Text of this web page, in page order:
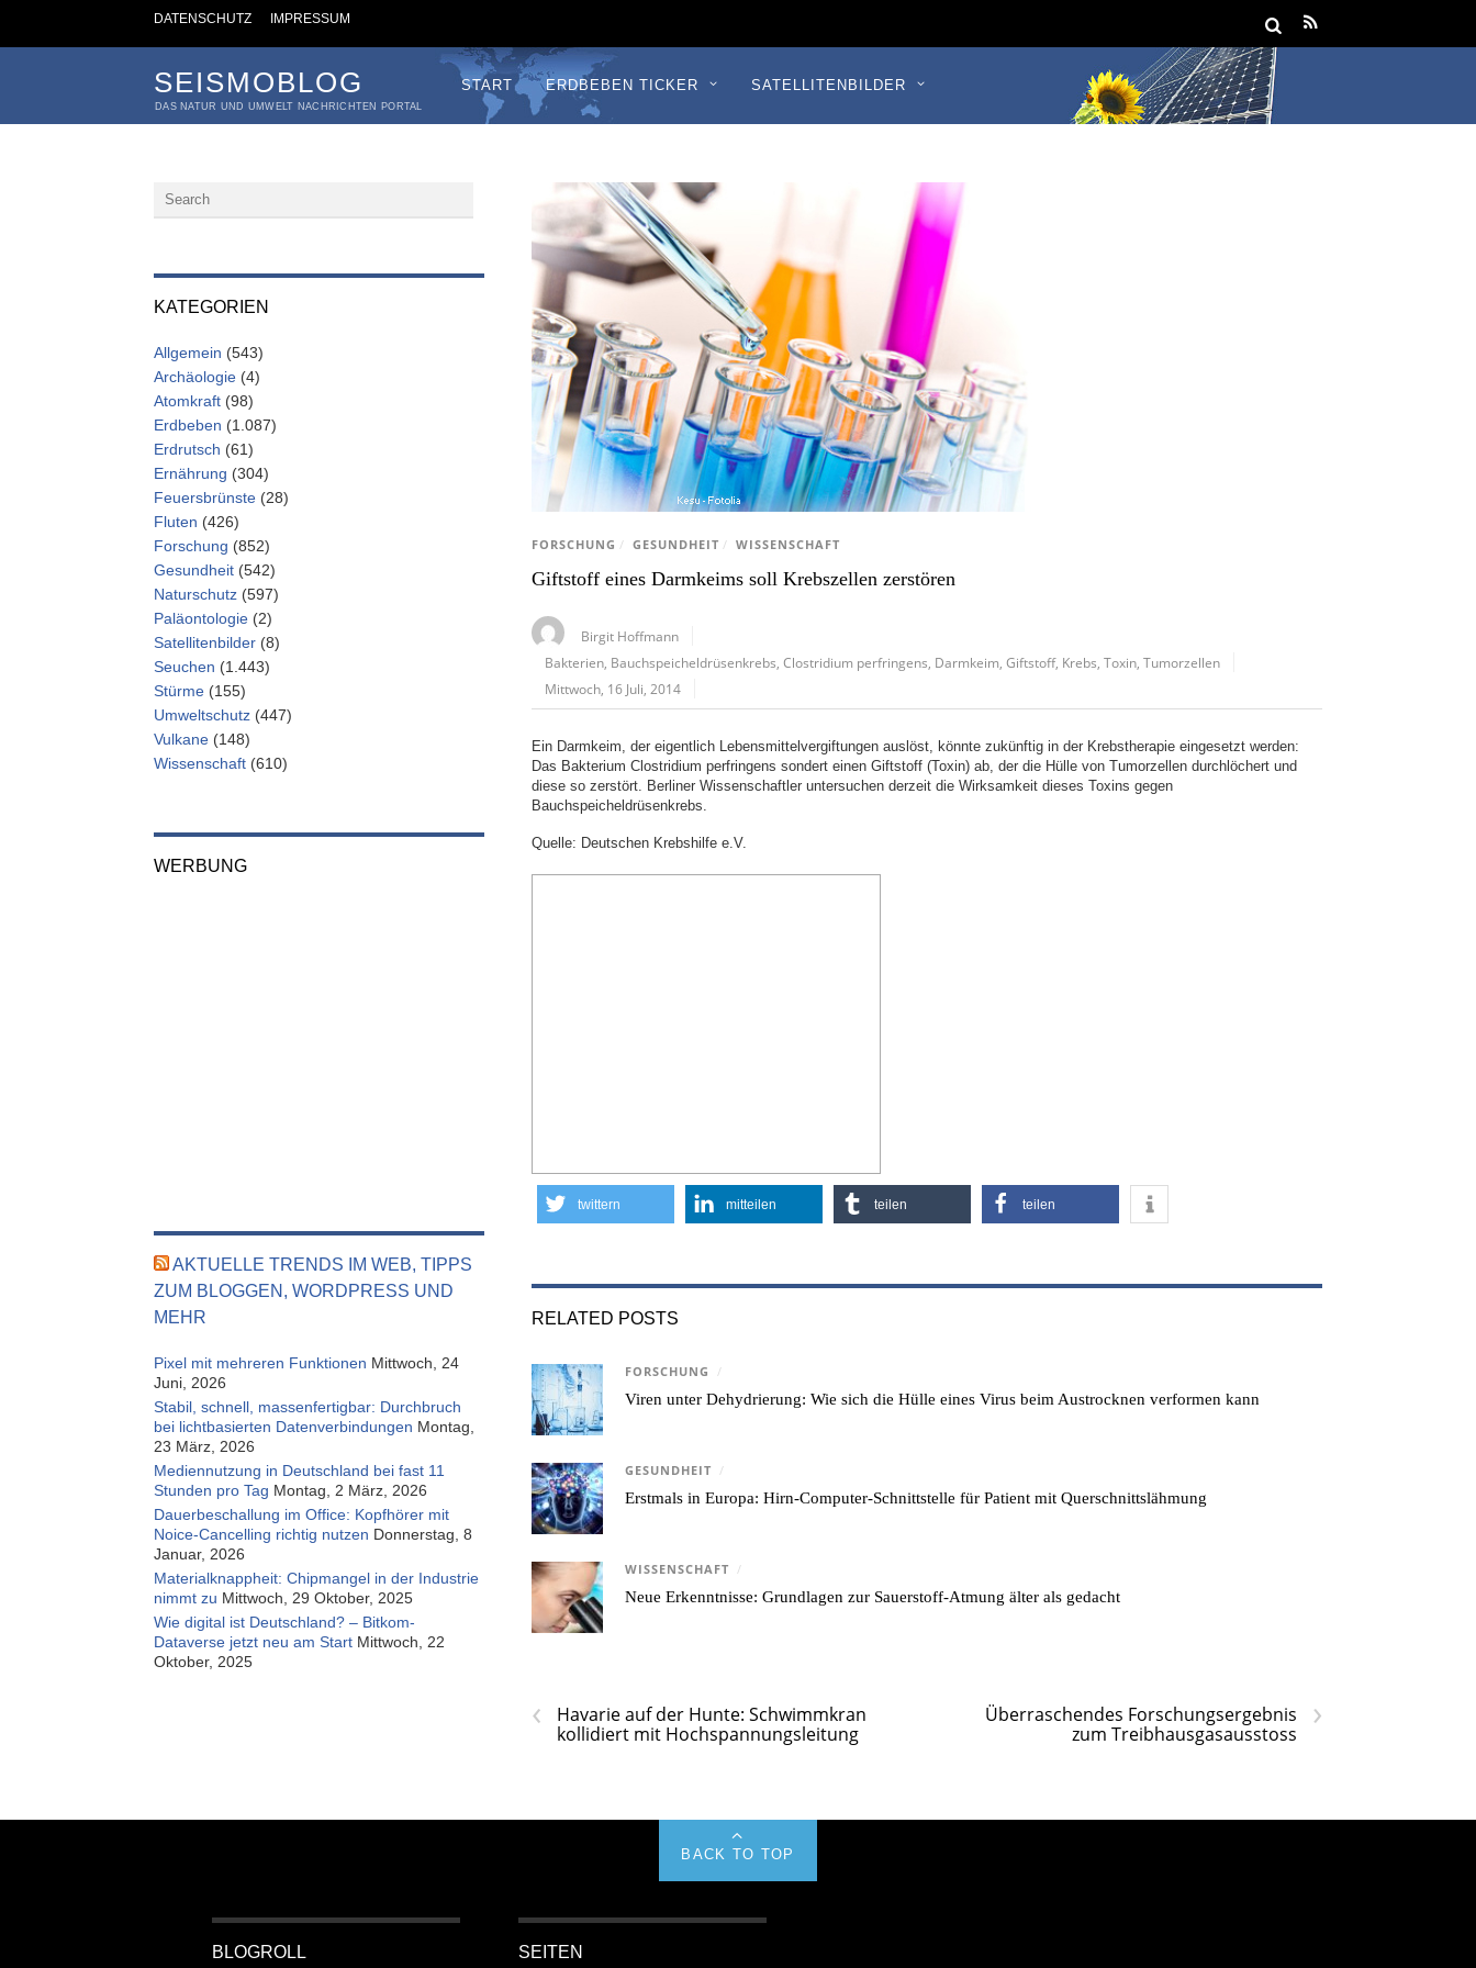
DATENSCHUTZ IMPRESSUM
SEISMOBLOG
DAS NATUR UND UMWELT NACHRICHTEN PORTAL
START ERDBEBEN TICKER SATELLITENBILDER
FORSCHUNG / GESUNDHEIT / WISSENSCHAFT
Giftstoff eines Darmkeims soll Krebszellen zerstören
Birgit Hoffmann
Bakterien Bauchspeicheldrüsenkrebs ,Clostridium perfringens Darmkeim ,Giftstoff, Krebs ,Toxin ,Tumorzellen
Mittwoch, 16 Juli, 2014
Ein Darmkeim, der eigentlich Lebensmittelvergiftungen auslöst, könnte zukünftig in der Krebstherapie eingesetzt werden:
Das Bakterium Clostridium perfringens sondert einen Giftstoff (Toxin) ab, der die Hülle von Tumorzellen durchlöchert und
diese so zerstört. Berliner Wissenschaftler untersuchen derzeit die Wirksamkeit dieses Toxins gegen
Bauchspeicheldrüsenkrebs.
Quelle: Deutschen Krebshilfe e.V.
twittern mitteilen teilen teilen
RELATED POSTS
FORSCHUNG /
Viren unter Dehydrierung: Wie sich die Hülle eines Virus beim Austrocknen verformen kann
GESUNDHEIT /
Erstmals in Europa: Hirn-Computer-Schnittstelle für Patient mit Querschnittslähmung
WISSENSCHAFT /
Neue Erkenntnisse: Grundlagen zur Sauerstoff-Atmung älter als gedacht
‹
Havarie auf der Hunte: Schwimmkran
kollidiert mit Hochspannungsleitung
›
Überraschendes Forschungsergebnis
zum Treibhausgasausstoss
KATEGORIEN
Allgemein (543)
Archäologie (4)
Atomkraft (98)
Erdbeben (1.087)
Erdrutsch (61)
Ernährung (304)
Feuersbrünste (28)
Fluten (426)
Forschung (852)
Gesundheit (542)
Naturschutz (597)
Paläontologie (2)
Satellitenbilder (8)
Seuchen (1.443)
Stürme (155)
Umweltschutz (447)
Vulkane (148)
Wissenschaft (610)
WERBUNG
AKTUELLE TRENDS IM WEB, TIPPS
ZUM BLOGGEN, WORDPRESS UND
MEHR
Pixel mit mehreren Funktionen Mittwoch, 24
Juni, 2026
Stabil, schnell, massenfertigbar: Durchbruch
bei lichtbasierten Datenverbindungen Montag,
23 März, 2026
Mediennutzung in Deutschland bei fast 11
Stunden pro Tag Montag, 2 März, 2026
Dauerbeschallung im Office: Kopfhörer mit
Noice-Cancelling richtig nutzen Donnerstag, 8
Januar, 2026
Materialknappheit: Chipmangel in der Industrie
nimmt zu Mittwoch, 29 Oktober, 2025
Wie digital ist Deutschland? – Bitkom-
Dataverse jetzt neu am Start Mittwoch, 22
Oktober, 2025
BACK TO TOP
BLOGROLL SEITEN